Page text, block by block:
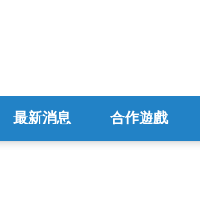
最新消息 合作遊戲